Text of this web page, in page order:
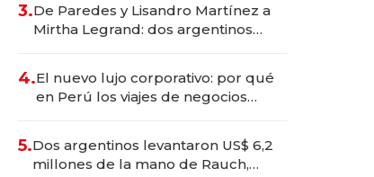
marcas "fast premium"
3.De Paredes y Lisandro Martínez a
Mirtha Legrand: dos argentinos
4.El nuevo lujo corporativo: por qué
en Perú los viajes de negocios
transformadoras
5.Dos argentinos levantaron US$ 6,2
millones de la mano de Rauch,